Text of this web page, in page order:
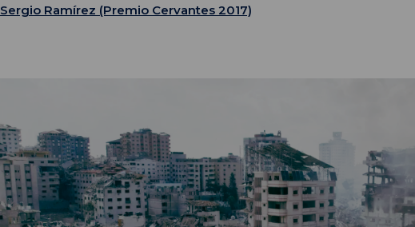
Sergio Ramírez (Premio Cervantes 2017)